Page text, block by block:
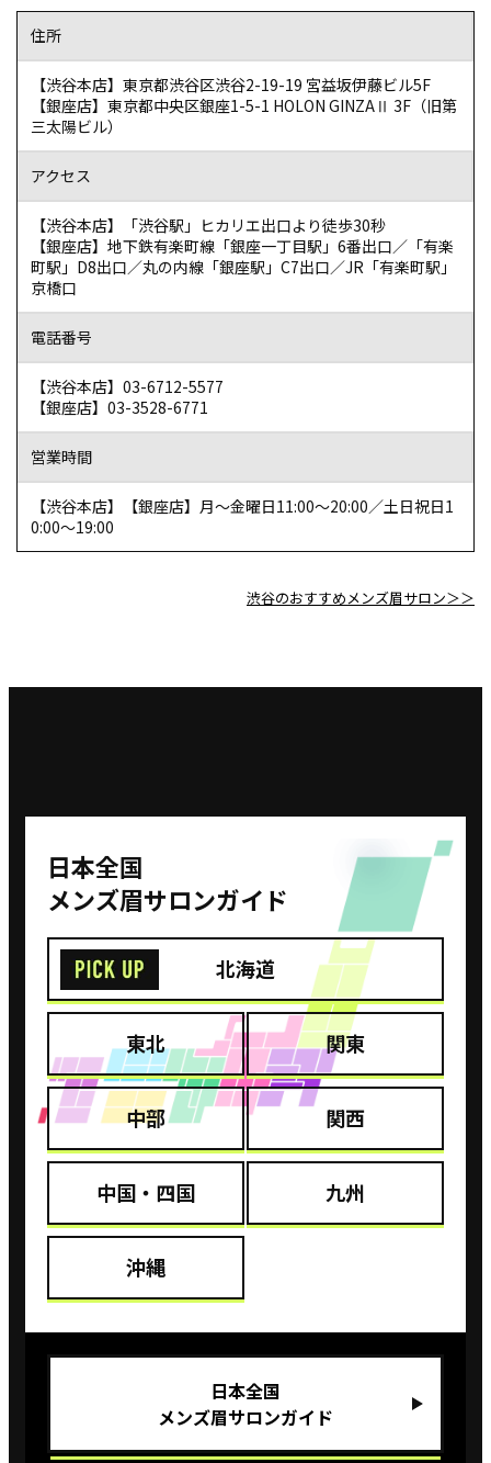
奥さんからの評価も高かったです
参照元：ホットペッパービューティー（https://beauty.hotpepper.jp/kr/
住所
【渋谷本店】東京都渋谷区渋谷2-19-19 宮益坂伊藤ビル5F
【銀座店】東京都中央区銀座1-5-1 HOLON GINZAⅡ 3F（旧第
三太陽ビル）
アクセス
【渋谷本店】「渋谷駅」ヒカリエ出口より徒歩30秒
【銀座店】地下鉄有楽町線「銀座一丁目駅」6番出口／「有楽
町駅」D8出口／丸の内線「銀座駅」C7出口／JR「有楽町駅」
京橋口
電話番号
【渋谷本店】03-6712-5577
【銀座店】03-3528-6771
営業時間
【渋谷本店】【銀座店】月～金曜日11:00～20:00／土日祝日1
0:00～19:00
渋谷のおすすめメンズ眉サロン＞＞
⽇本全国
メンズ眉サロンガイド
北海道
東北 関東
中部 関西
中国・四国 九州
沖縄
⽇本全国
メンズ眉サロンガイド